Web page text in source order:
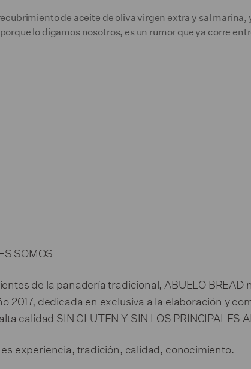
de aceite de oliva virgen extra y sal
lo digamos nosotros, es un rumor que ya corre
SOMOS
de la panadería tradicional, ABUELO
2017, dedicada en exclusiva a la elaboración y
calidad SIN GLUTEN Y SIN LOS PRINCIPALES
experiencia, tradición, calidad, conocimiento.